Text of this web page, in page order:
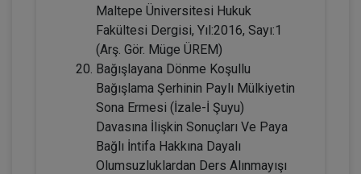
Sözleşmeler Hukuku - 2 - IV. Borçlar
Hukuku Kongresi - VIII. Oturum
360 TL Sepete Ekle
Tüketici Hukuku Enstitüsü
Maltepe Üniversitesi Hukuk
Fakültesi Dergisi, Yıl:2016, Sayı:1
(Arş. Gör. Müge ÜREM)
Bağışlayana Dönme Koşullu
Bağışlama Şerhinin Paylı Mülkiyetin
Sona Ermesi (İzale-İ Şuyu)
Davasına İlişkin Sonuçları Ve Paya
Bağlı İntifa Hakkına Dayalı
Olumsuzluklardan Ders Alınmayışı